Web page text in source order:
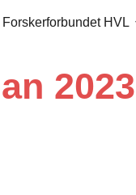
Forskerforbundet HVL
2023